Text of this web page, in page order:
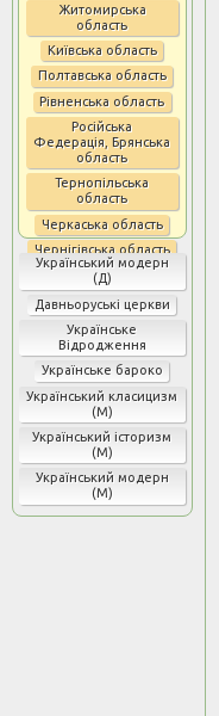
Житомирська
область
Київська область
Полтавська область
Рівненська область
Російська
Федерація, Брянська
область
Тернопільська
область
Черкаська область
Чернігівська область
Український модерн
(Д)
Давньоруські церкви
Українське
Відродження
Українське бароко
Український класицизм
(М)
Український історизм
(М)
Український модерн
(М)